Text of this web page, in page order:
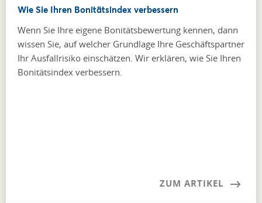
Wie Sie Ihren Bonitätsindex verbessern
Wenn Sie Ihre eigene Bonitätsbewertung kennen, dann
wissen Sie, auf welcher Grundlage Ihre Geschäftspartner
Ihr Ausfallrisiko einschätzen. Wir erklären, wie Sie Ihren
Bonitätsindex verbessern.
ZUM ARTIKEL